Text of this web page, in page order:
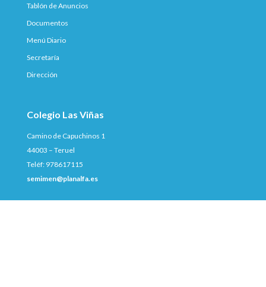
Tablón de Anuncios
Documentos
Menú Diario
Secretaría
Dirección
Colegio Las Viñas
Camino de Capuchinos 1
44003 – Teruel
Teléf: 978617115
semimen@planalfa.es